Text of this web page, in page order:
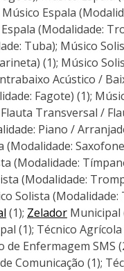
Espala
(Modalidade:
Tuba); Músico
(1); Músico
Acústico /
Fagote) (1);
Transversal /
Piano /
(Modalidade:
(Modalidade:
Solista (Modalidade:
(1); Zelador Municipal
(1); Técnico
Enfermagem SMS
Comunicação (1);